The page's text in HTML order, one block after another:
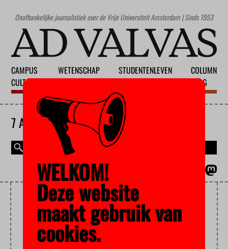
Onafhankelijke journalistiek over de Vrije Universiteit Amsterdam | Sinds 1953
CAMPUS
CULTUUR
WETENSCHAP
STUDENTENLEVEN
COLUMN
BLOG
7 AUGUSTUS 2026
JESSE KLAVER
WELKOM!
Deze website
maakt gebruik van
cookies.